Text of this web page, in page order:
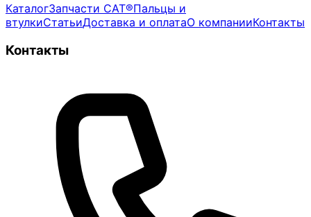
КаталогЗапчасти CAT®Пальцы и
втулкиСтатьиДоставка и оплатаО компанииКонтакты
Контакты